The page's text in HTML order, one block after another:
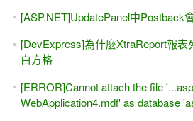
[ASP.NET]UpdatePanel中Postback
[DevExpress]為什麼XtraReport報
白方格
[ERROR]Cannot attach the file
WebApplication4.mdf' as database